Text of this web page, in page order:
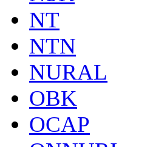
NT
NTN
NURAL
OBK
OCAP